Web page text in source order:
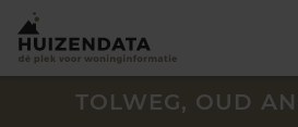
TOLWEG, OUD